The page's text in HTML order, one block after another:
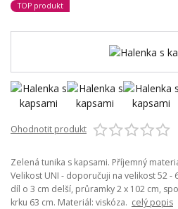
TOP produkt
Ohodnotit produkt
Zelená tunika s kapsami. Příjemný
Velikost UNI - doporučuji na velikost 52 -
díl o 3 cm delší, průramky 2 x 102 cm,
krku 63 cm. Materiál: viskóza. celý popis